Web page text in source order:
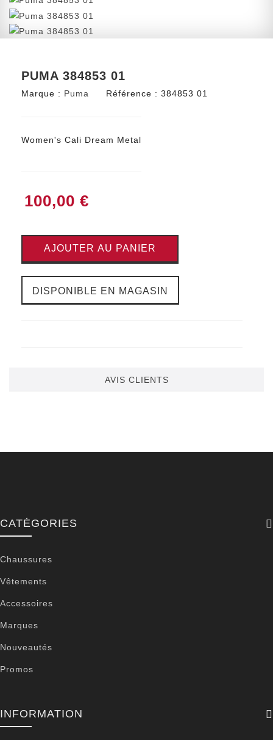
PUMA 384853 01
Marque : Puma Référence : 384853 01
Women's Cali Dream Metal
100,00 €
AJOUTER AU PANIER
DISPONIBLE EN MAGASIN
AVIS CLIENTS
CATÉGORIES
Chaussures
Vêtements
Accessoires
Marques
Nouveautés
Promos
INFORMATION